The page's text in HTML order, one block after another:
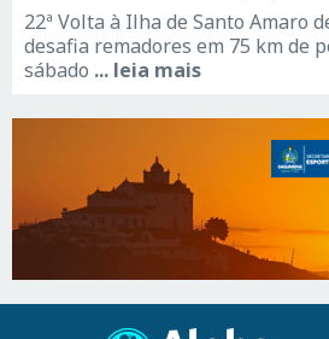
22ª Volta à Ilha de Santo Amaro
desafia remadores em 75 km de
sábado ... leia mais